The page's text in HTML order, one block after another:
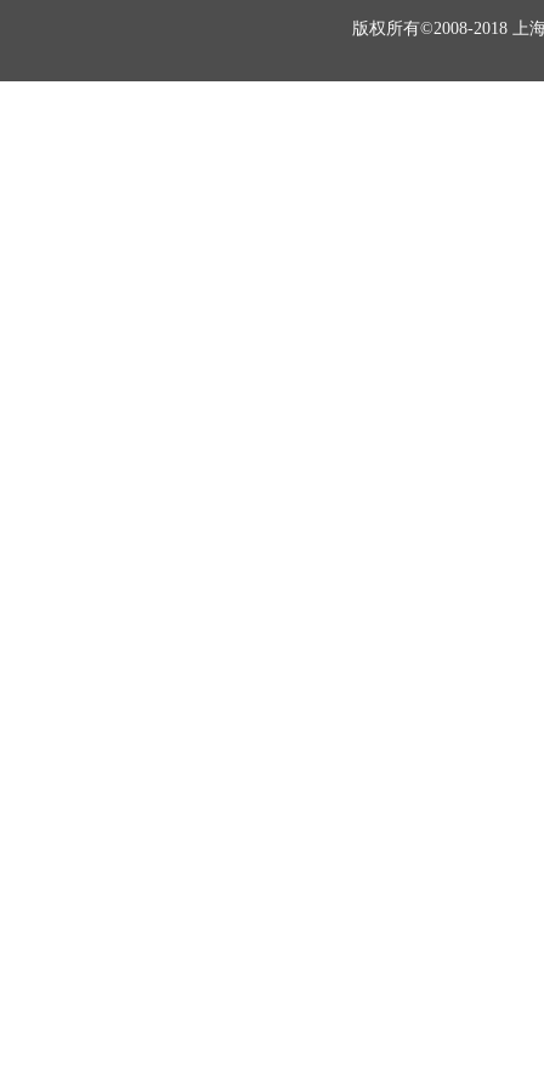
版权所有©2008-2018